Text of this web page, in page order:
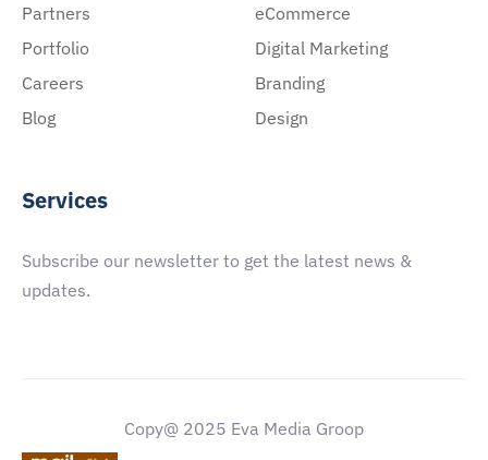
Partners
Portfolio
Careers
Blog
eCommerce
Digital Marketing
Branding
Design
Services
Subscribe our newsletter to get the latest news &
updates.
Copy@ 2025 Eva Media Groop